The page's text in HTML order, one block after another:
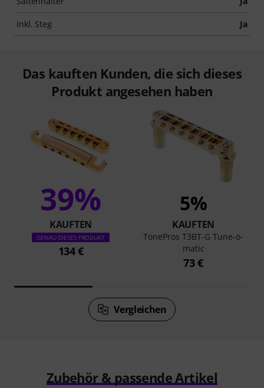
Inkl. Steg Ja
Das kauften Kunden, die sich dieses
Produkt angesehen haben
39%
KAUFTEN
GENAU DIESES PRODUKT
134 €
5%
KAUFTEN
TonePros T3BT-G Tune-o-
matic
73 €
Vergleichen
Zubehör & passende Artikel